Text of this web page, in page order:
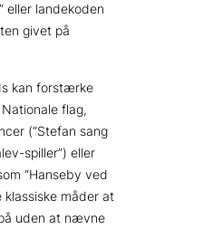
eller landekoden
givet på
kan forstærke
flag,
(“Stefan sang
spiller”) eller
“Hanseby ved
klassiske måder at
uden at nævne